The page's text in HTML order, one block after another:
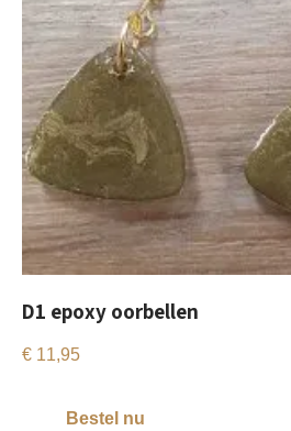
D1 epoxy oorbellen
€ 11,95
Bestel nu